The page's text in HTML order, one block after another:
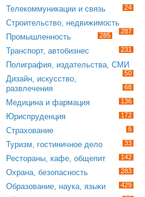
Телекоммуникации и связь 24
Строительство, недвижимость
287
Промышленность 285
Транспорт, автобизнес 231
Полиграфия, издательства, СМИ
50
Дизайн, искусство,
развлечения
68
Медицина и фармация 136
Юриспруденция 172
Страхование 6
Туризм, гостиничное дело 33
Рестораны, кафе, общепит 142
Охрана, безопасность 283
Образование, наука, языки 429